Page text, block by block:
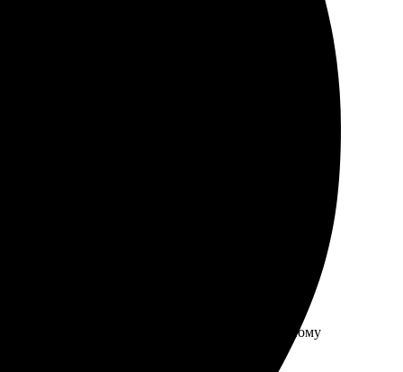
выбираю размеры, оплачиваю. Получил
еще!
был простым, благодаря интуитивно понятному